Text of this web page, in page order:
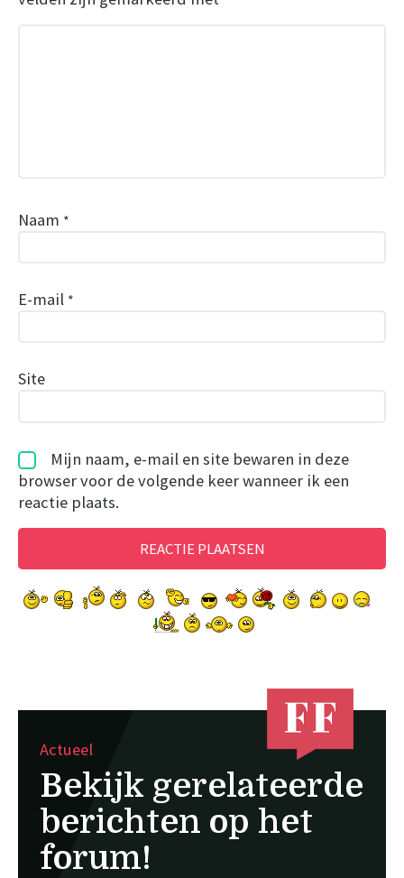
Naam *
E-mail *
Site
Mijn naam, e-mail en site bewaren in deze
browser voor de volgende keer wanneer ik een
reactie plaats.
Actueel
Bekijk gerelateerde
berichten op het
forum!